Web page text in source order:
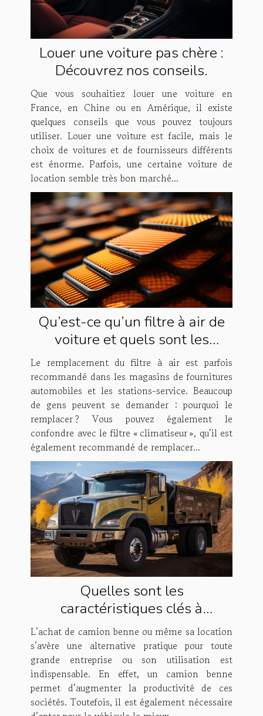
Louer une voiture pas chère :
Découvrez nos conseils.
Que vous souhaitiez louer une voiture en
France, en Chine ou en Amérique, il existe
quelques conseils que vous pouvez toujours
utiliser. Louer une voiture est facile, mais le
choix de voitures et de fournisseurs différents
est énorme. Parfois, une certaine voiture de
location semble très bon marché...
Qu’est-ce qu’un filtre à air de
voiture et quels sont les
avantages et inconvénients de
le remplacer ?
Le remplacement du filtre à air est parfois
recommandé dans les magasins de fournitures
automobiles et les stations-service. Beaucoup
de gens peuvent se demander : pourquoi le
remplacer ? Vous pouvez également le
confondre avec le filtre « climatiseur », qu’il est
également recommandé de remplacer...
Quelles sont les
caractéristiques clés à
rechercher lors de l’achat d’un
camion benne ?
L’achat de camion benne ou même sa location
s’avère une alternative pratique pour toute
grande entreprise ou son utilisation est
indispensable. En effet, un camion benne
permet d’augmenter la productivité de ces
sociétés. Toutefois, il est également nécessaire